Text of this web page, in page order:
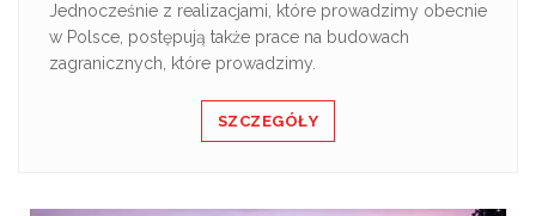
Jednocześnie z realizacjami, które prowadzimy obecnie
w Polsce, postępują także prace na budowach
zagranicznych, które prowadzimy.
SZCZEGÓŁY